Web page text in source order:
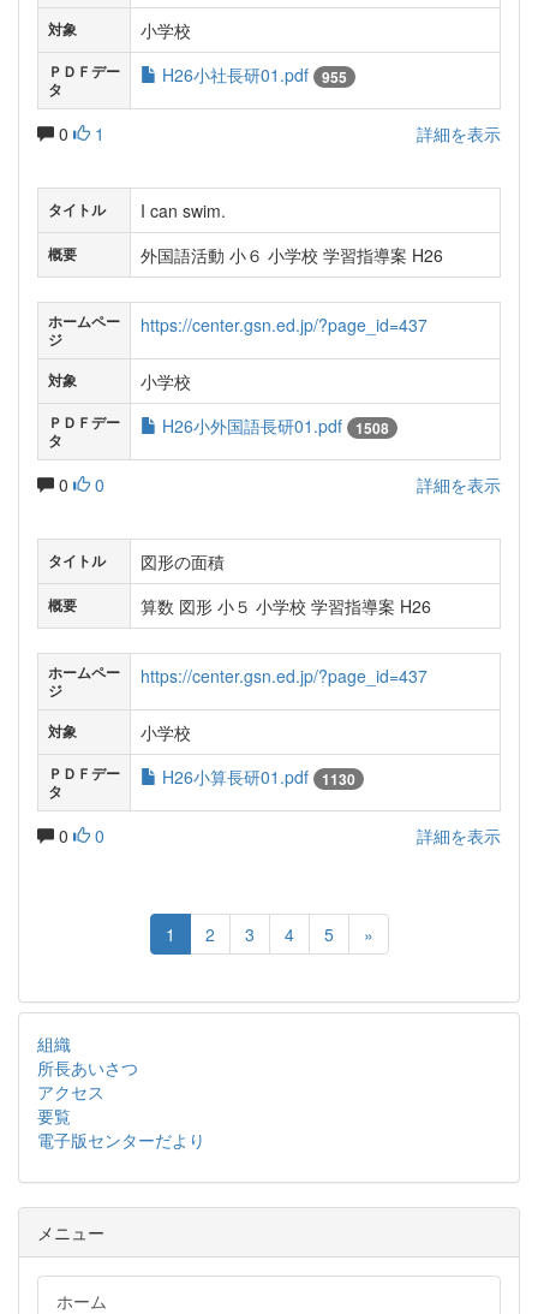
対象 小学校
ＰＤＦデー
タ
H26小社長研01.pdf 955
0 1 詳細を表示
タイトル I can swim.
概要 外国語活動 小６ 小学校 学習指導案 H26
ホームペー
ジ
https://center.gsn.ed.jp/?page_id=437
対象 小学校
ＰＤＦデー
タ
H26小外国語長研01.pdf 1508
0 0 詳細を表示
タイトル 図形の面積
概要 算数 図形 小５ 小学校 学習指導案 H26
ホームペー
ジ
https://center.gsn.ed.jp/?page_id=437
対象 小学校
ＰＤＦデー
タ
H26小算長研01.pdf 1130
0 0 詳細を表示
1 2 3 4 5 »
組織
所長あいさつ
アクセス
要覧
電子版センターだより
メニュー
ホーム